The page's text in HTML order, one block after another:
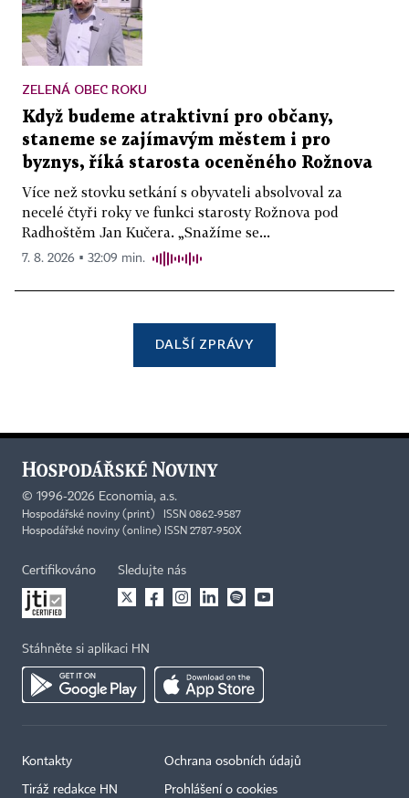
ZELENÁ OBEC ROKU
Když budeme atraktivní pro občany,
staneme se zajímavým městem i pro
byznys, říká starosta oceněného Rožnova
Více než stovku setkání s obyvateli absolvoval za
necelé čtyři roky ve funkci starosty Rožnova pod
Radhoštěm Jan Kučera. „Snažíme se...
7. 8. 2026 ▪ 32:09 min.
DALŠÍ ZPRÁVY
© 1996-2026 Economia, a.s.
Hospodářské noviny (print) ISSN 0862-9587
Hospodářské noviny (online) ISSN 2787-950X
Certifikováno Sledujte nás
Stáhněte si aplikaci HN
Kontakty
Tiráž redakce HN
Ochrana osobních údajů
Prohlášení o cookies